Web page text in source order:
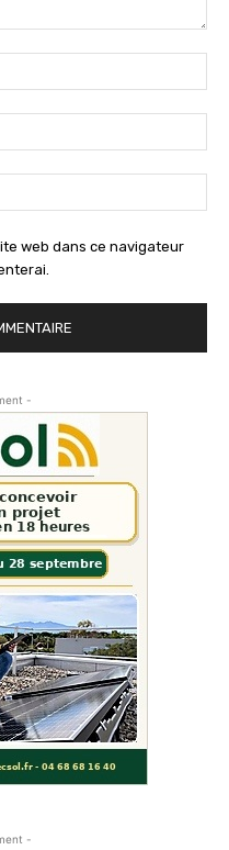
web dans ce navigateur
-
-